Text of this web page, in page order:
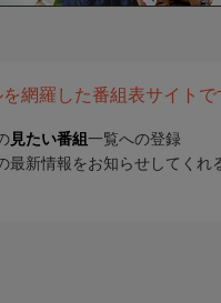
網羅した番組表サイトで
見たい番組 一覧への登録
最新情報をお知らせしてくれ